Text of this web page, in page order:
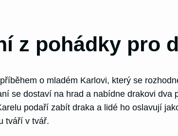
z pohádky pro
o mladém Karlovi, který se
se dostaví na hrad a nabídne drakovi
podaří zabít draka a lidé ho oslavují
tváří v tvář.